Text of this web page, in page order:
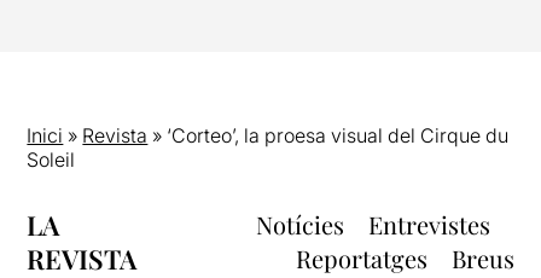
Inici » Revista » ‘Corteo’, la proesa visual del Cirque du
Soleil
LA
REVISTA
Notícies
Entrevistes
Reportatges
Breus